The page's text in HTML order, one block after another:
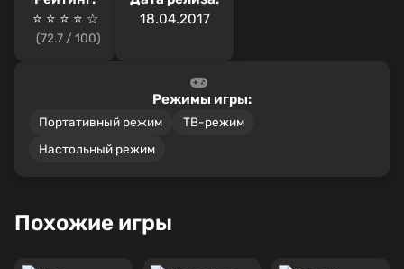
⭐ ⭐ ⭐ ⭐️ ☆
(72.7 / 100)
18.04.2017
Режимы игры:
Портативный режим
ТВ-режим
Настольный режим
Похожие игры